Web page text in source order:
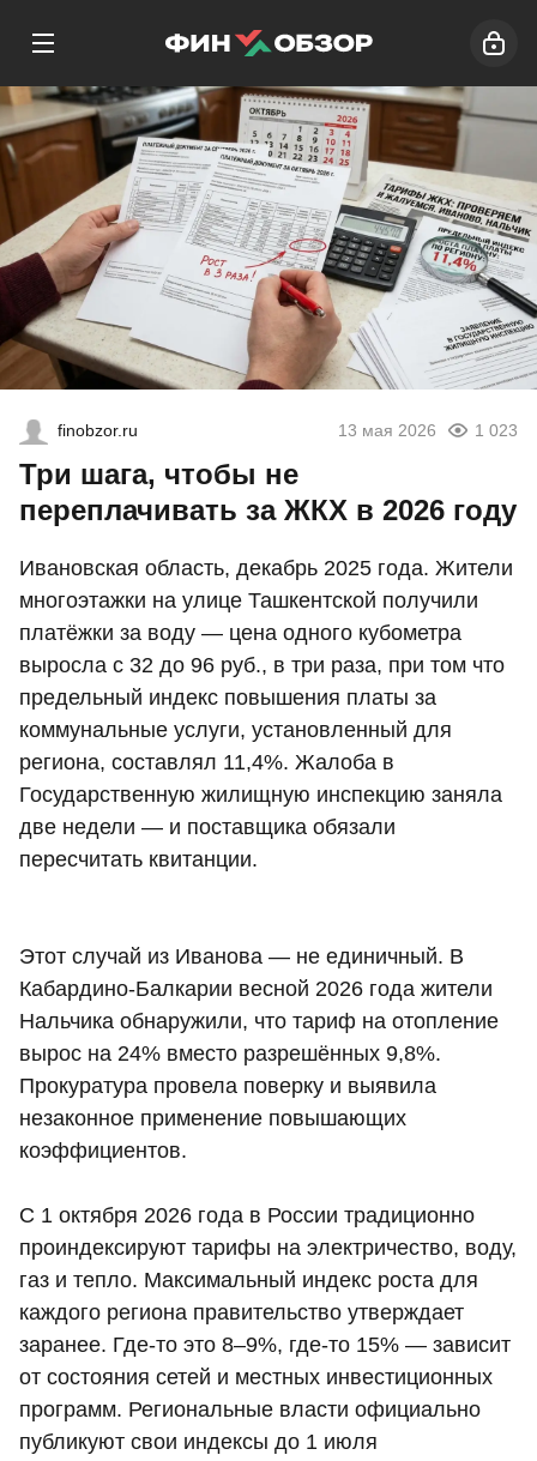
finobzor.ru 13 мая 2026 1 023
Три шага, чтобы не
переплачивать за ЖКХ в 2026 году
Ивановская область, декабрь 2025 года. Жители
многоэтажки на улице Ташкентской получили
платёжки за воду — цена одного кубометра
выросла с 32 до 96 руб., в три раза, при том что
предельный индекс повышения платы за
коммунальные услуги, установленный для
региона, составлял 11,4%. Жалоба в
Государственную жилищную инспекцию заняла
две недели — и поставщика обязали
пересчитать квитанции.
Этот случай из Иванова — не единичный. В
Кабардино-Балкарии весной 2026 года жители
Нальчика обнаружили, что тариф на отопление
вырос на 24% вместо разрешённых 9,8%.
Прокуратура провела поверку и выявила
незаконное применение повышающих
коэффициентов.
С 1 октября 2026 года в России традиционно
проиндексируют тарифы на электричество, воду,
газ и тепло. Максимальный индекс роста для
каждого региона правительство утверждает
заранее. Где-то это 8–9%, где‑то 15% — зависит
от состояния сетей и местных инвестиционных
программ. Региональные власти официально
публикуют свои индексы до 1 июля